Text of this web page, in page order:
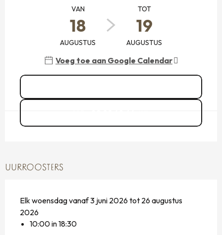
VAN
18
AUGUSTUS
TOT
19
AUGUSTUS
Voeg toe aan Google Calendar
UURROOSTERS
Elk woensdag vanaf 3 juni 2026 tot 26 augustus
2026
10:00 in 18:30